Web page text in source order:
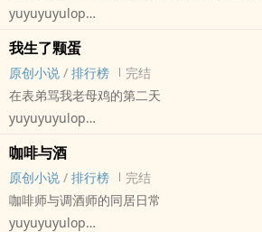
yuyuyuyulop
轻松 - 小甜饼 - 校园 - 中篇
许盐问他好哥们，“你看我像校霸吗？”
好哥们说，“像，你是我许哥。”
“那校霸是不是都会找学霸补课？”许盐皱着眉
小说。
“会吗？”好哥们歪头认真思考，“会吧。”
“行。”
小说太长，许盐关闭小说，开始属于他的校霸
我生了颗蛋
原创小说 / 排行榜
完结
在表弟骂我老母鸡的第二天
yuyuyuyulop
第一人称 - 虫族 - 三观不正 - 重口
小甜饼
接着我意识到这是颗卵
咖啡与酒
原创小说 / 排行榜
完结
咖啡师与调酒师的同居日常
yuyuyuyulop